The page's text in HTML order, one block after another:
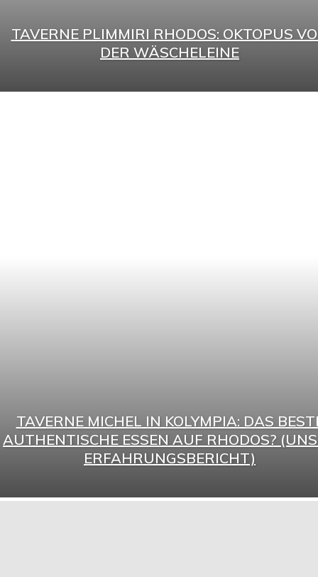
TAVERNE PLIMMIRI RHODOS: OKTOPUS
DER WÄSCHELEINE
TAVERNE MICHEL IN KOLYMPIA: DAS
AUTHENTISCHE ESSEN AUF RHODOS?
ERFAHRUNGSBERICHT)